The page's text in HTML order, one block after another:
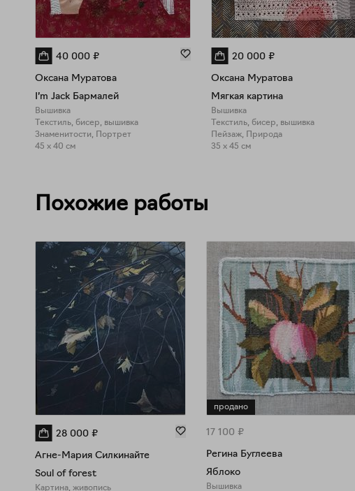
40 000 ₽
Оксана Муратова
I’m Jack Бармалей
Вышивка
Текстиль, бисер, вышивка
Знаменитости, Портрет
45 x 40 см
20 000 ₽
Оксана Муратова
Мягкая картина
Вышивка
Текстиль, бисер, вышивка
Пейзаж, Природа
35 x 45 см
Похожие работы
28 000 ₽
Агне-Мария Силкинайте
Soul of forest
Картина, живопись
продано
17 100 ₽
Регина Буглеева
Яблоко
Вышивка